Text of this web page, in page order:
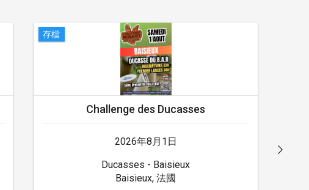
存檔
Challenge des Ducasses
2026年8月1日
Ducasses - Baisieux
Baisieux, 法國